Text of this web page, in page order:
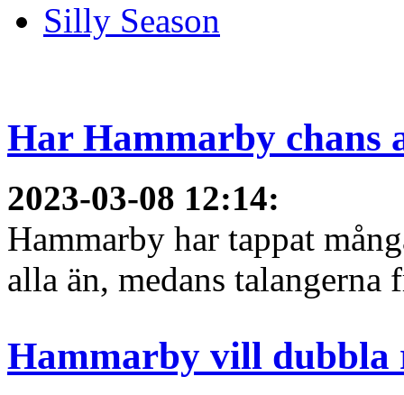
Silly Season
Har Hammarby chans
2023-03-08 12:14:
Hammarby har tappat
alla än, medans talangerna
Hammarby vill dubbla